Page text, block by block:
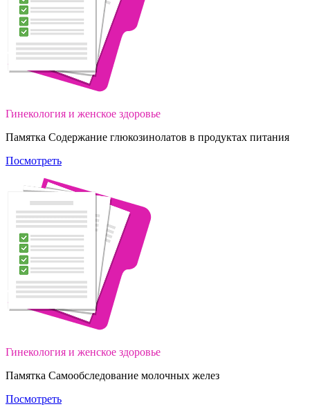
Гинекология и женское здоровье
Памятка Содержание глюкозинолатов в продуктах питания
Посмотреть
Гинекология и женское здоровье
Памятка Самообследование молочных желез
Посмотреть